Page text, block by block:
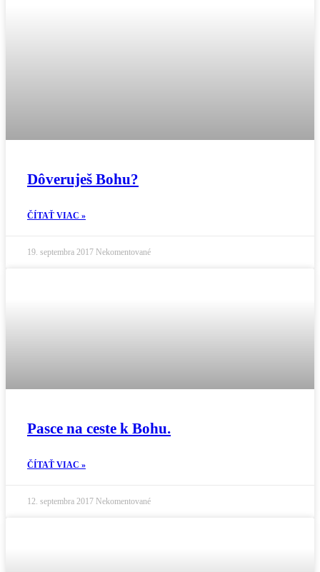
Dôveruješ Bohu?
ČÍTAŤ VIAC »
19. septembra 2017 Nekomentované
Pasce na ceste k Bohu.
ČÍTAŤ VIAC »
12. septembra 2017 Nekomentované